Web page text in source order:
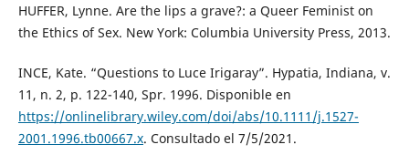
HUFFER, Lynne. Are the lips a grave?: a Queer Feminist on
the Ethics of Sex. New York: Columbia University Press, 2013.
INCE, Kate. “Questions to Luce Irigaray”. Hypatia, Indiana, v.
11, n. 2, p. 122-140, Spr. 1996. Disponible en
https://onlinelibrary.wiley.com/doi/abs/10.1111/j.1527-
2001.1996.tb00667.x. Consultado el 7/5/2021.